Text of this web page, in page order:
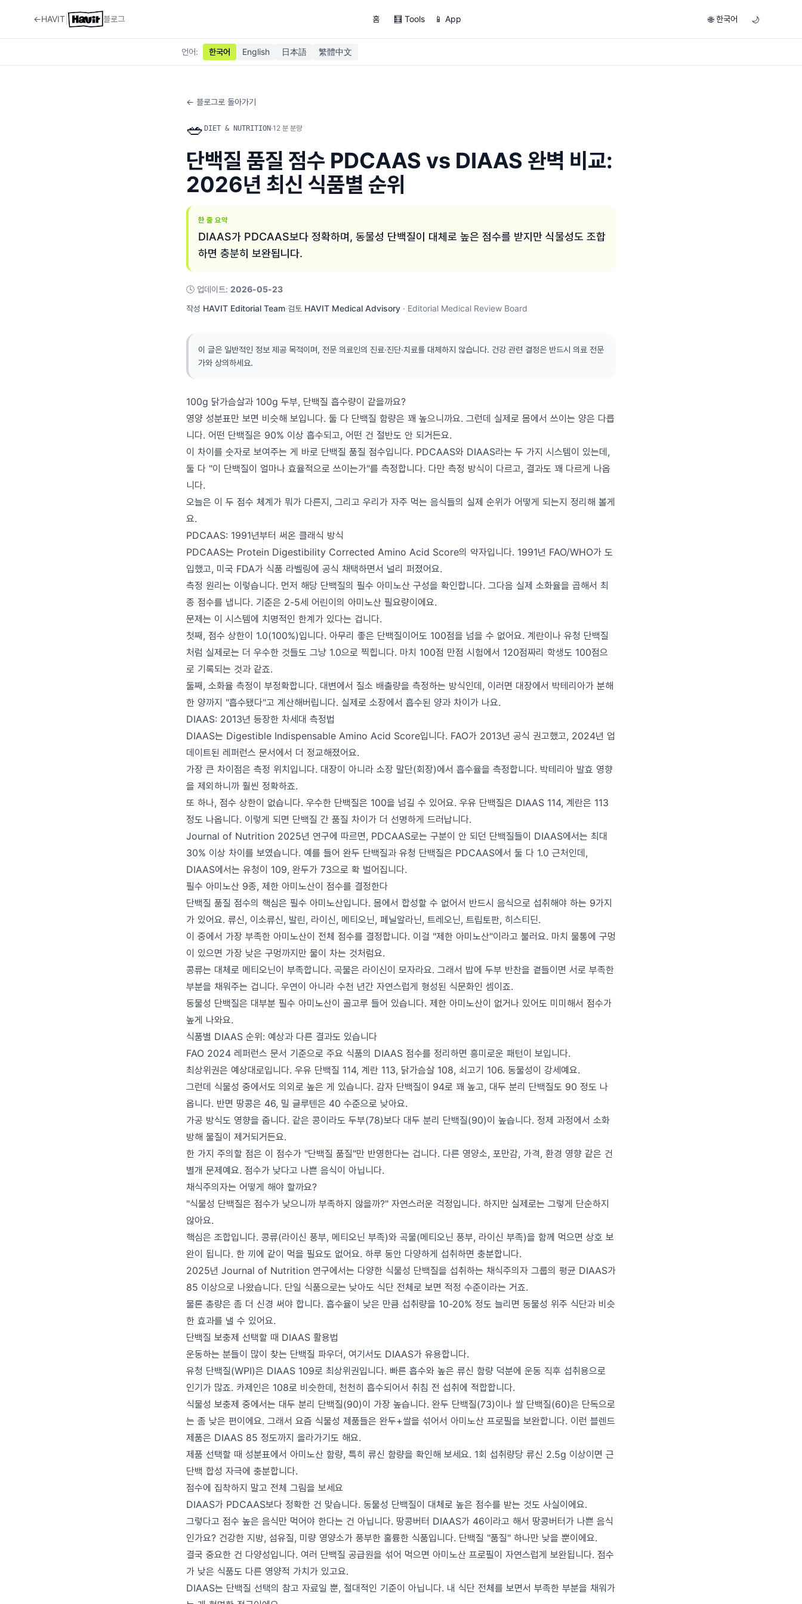
←HAVIT 블로그 홈 🧮 Tools 📱 App 🌐 한국어 🌙
언어: 한국어 English 日本語 繁體中文
← 블로그로 돌아가기
🥗 DIET & NUTRITION·12 분 분량
단백질 품질 점수 PDCAAS vs DIAAS 완벽 비교:
2026년 최신 식품별 순위
한 줄 요약
DIAAS가 PDCAAS보다 정확하며, 동물성 단백질이 대체로 높은 점수를 받지만 식물성도 조합
하면 충분히 보완됩니다.
🕓 업데이트: 2026-05-23
작성 HAVIT Editorial Team·검토 HAVIT Medical Advisory · Editorial Medical Review Board
이 글은 일반적인 정보 제공 목적이며, 전문 의료인의 진료·진단·치료를 대체하지 않습니다. 건강 관련 결정은 반드시 의료 전문
가와 상의하세요.
100g 닭가슴살과 100g 두부, 단백질 흡수량이 같을까요?
영양 성분표만 보면 비슷해 보입니다. 둘 다 단백질 함량은 꽤 높으니까요. 그런데 실제로 몸에서 쓰이는 양은 다릅
니다. 어떤 단백질은 90% 이상 흡수되고, 어떤 건 절반도 안 되거든요.
이 차이를 숫자로 보여주는 게 바로 단백질 품질 점수입니다. PDCAAS와 DIAAS라는 두 가지 시스템이 있는데,
둘 다 "이 단백질이 얼마나 효율적으로 쓰이는가"를 측정합니다. 다만 측정 방식이 다르고, 결과도 꽤 다르게 나옵
니다.
오늘은 이 두 점수 체계가 뭐가 다른지, 그리고 우리가 자주 먹는 음식들의 실제 순위가 어떻게 되는지 정리해 볼게
요.
PDCAAS: 1991년부터 써온 클래식 방식
PDCAAS는 Protein Digestibility Corrected Amino Acid Score의 약자입니다. 1991년 FAO/WHO가 도
입했고, 미국 FDA가 식품 라벨링에 공식 채택하면서 널리 퍼졌어요.
측정 원리는 이렇습니다. 먼저 해당 단백질의 필수 아미노산 구성을 확인합니다. 그다음 실제 소화율을 곱해서 최
종 점수를 냅니다. 기준은 2-5세 어린이의 아미노산 필요량이에요.
문제는 이 시스템에 치명적인 한계가 있다는 겁니다.
첫째, 점수 상한이 1.0(100%)입니다. 아무리 좋은 단백질이어도 100점을 넘을 수 없어요. 계란이나 유청 단백질
처럼 실제로는 더 우수한 것들도 그냥 1.0으로 찍힙니다. 마치 100점 만점 시험에서 120점짜리 학생도 100점으
로 기록되는 것과 같죠.
둘째, 소화율 측정이 부정확합니다. 대변에서 질소 배출량을 측정하는 방식인데, 이러면 대장에서 박테리아가 분해
한 양까지 "흡수됐다"고 계산해버립니다. 실제로 소장에서 흡수된 양과 차이가 나요.
DIAAS: 2013년 등장한 차세대 측정법
DIAAS는 Digestible Indispensable Amino Acid Score입니다. FAO가 2013년 공식 권고했고, 2024년 업
데이트된 레퍼런스 문서에서 더 정교해졌어요.
가장 큰 차이점은 측정 위치입니다. 대장이 아니라 소장 말단(회장)에서 흡수율을 측정합니다. 박테리아 발효 영향
을 제외하니까 훨씬 정확하죠.
또 하나, 점수 상한이 없습니다. 우수한 단백질은 100을 넘길 수 있어요. 우유 단백질은 DIAAS 114, 계란은 113
정도 나옵니다. 이렇게 되면 단백질 간 품질 차이가 더 선명하게 드러납니다.
Journal of Nutrition 2025년 연구에 따르면, PDCAAS로는 구분이 안 되던 단백질들이 DIAAS에서는 최대
30% 이상 차이를 보였습니다. 예를 들어 완두 단백질과 유청 단백질은 PDCAAS에서 둘 다 1.0 근처인데,
DIAAS에서는 유청이 109, 완두가 73으로 확 벌어집니다.
필수 아미노산 9종, 제한 아미노산이 점수를 결정한다
단백질 품질 점수의 핵심은 필수 아미노산입니다. 몸에서 합성할 수 없어서 반드시 음식으로 섭취해야 하는 9가지
가 있어요. 류신, 이소류신, 발린, 라이신, 메티오닌, 페닐알라닌, 트레오닌, 트립토판, 히스티딘.
이 중에서 가장 부족한 아미노산이 전체 점수를 결정합니다. 이걸 "제한 아미노산"이라고 불러요. 마치 물통에 구멍
이 있으면 가장 낮은 구멍까지만 물이 차는 것처럼요.
콩류는 대체로 메티오닌이 부족합니다. 곡물은 라이신이 모자라요. 그래서 밥에 두부 반찬을 곁들이면 서로 부족한
부분을 채워주는 겁니다. 우연이 아니라 수천 년간 자연스럽게 형성된 식문화인 셈이죠.
동물성 단백질은 대부분 필수 아미노산이 골고루 들어 있습니다. 제한 아미노산이 없거나 있어도 미미해서 점수가
높게 나와요.
식품별 DIAAS 순위: 예상과 다른 결과도 있습니다
FAO 2024 레퍼런스 문서 기준으로 주요 식품의 DIAAS 점수를 정리하면 흥미로운 패턴이 보입니다.
최상위권은 예상대로입니다. 우유 단백질 114, 계란 113, 닭가슴살 108, 쇠고기 106. 동물성이 강세예요.
그런데 식물성 중에서도 의외로 높은 게 있습니다. 감자 단백질이 94로 꽤 높고, 대두 분리 단백질도 90 정도 나
옵니다. 반면 땅콩은 46, 밀 글루텐은 40 수준으로 낮아요.
가공 방식도 영향을 줍니다. 같은 콩이라도 두부(78)보다 대두 분리 단백질(90)이 높습니다. 정제 과정에서 소화
방해 물질이 제거되거든요.
한 가지 주의할 점은 이 점수가 "단백질 품질"만 반영한다는 겁니다. 다른 영양소, 포만감, 가격, 환경 영향 같은 건
별개 문제예요. 점수가 낮다고 나쁜 음식이 아닙니다.
채식주의자는 어떻게 해야 할까요?
"식물성 단백질은 점수가 낮으니까 부족하지 않을까?" 자연스러운 걱정입니다. 하지만 실제로는 그렇게 단순하지
않아요.
핵심은 조합입니다. 콩류(라이신 풍부, 메티오닌 부족)와 곡물(메티오닌 풍부, 라이신 부족)을 함께 먹으면 상호 보
완이 됩니다. 한 끼에 같이 먹을 필요도 없어요. 하루 동안 다양하게 섭취하면 충분합니다.
2025년 Journal of Nutrition 연구에서는 다양한 식물성 단백질을 섭취하는 채식주의자 그룹의 평균 DIAAS가
85 이상으로 나왔습니다. 단일 식품으로는 낮아도 식단 전체로 보면 적정 수준이라는 거죠.
물론 총량은 좀 더 신경 써야 합니다. 흡수율이 낮은 만큼 섭취량을 10-20% 정도 늘리면 동물성 위주 식단과 비슷
한 효과를 낼 수 있어요.
단백질 보충제 선택할 때 DIAAS 활용법
운동하는 분들이 많이 찾는 단백질 파우더, 여기서도 DIAAS가 유용합니다.
유청 단백질(WPI)은 DIAAS 109로 최상위권입니다. 빠른 흡수와 높은 류신 함량 덕분에 운동 직후 섭취용으로
인기가 많죠. 카제인은 108로 비슷한데, 천천히 흡수되어서 취침 전 섭취에 적합합니다.
식물성 보충제 중에서는 대두 분리 단백질(90)이 가장 높습니다. 완두 단백질(73)이나 쌀 단백질(60)은 단독으로
는 좀 낮은 편이에요. 그래서 요즘 식물성 제품들은 완두+쌀을 섞어서 아미노산 프로필을 보완합니다. 이런 블렌드
제품은 DIAAS 85 정도까지 올라가기도 해요.
제품 선택할 때 성분표에서 아미노산 함량, 특히 류신 함량을 확인해 보세요. 1회 섭취량당 류신 2.5g 이상이면 근
단백 합성 자극에 충분합니다.
점수에 집착하지 말고 전체 그림을 보세요
DIAAS가 PDCAAS보다 정확한 건 맞습니다. 동물성 단백질이 대체로 높은 점수를 받는 것도 사실이에요.
그렇다고 점수 높은 음식만 먹어야 한다는 건 아닙니다. 땅콩버터 DIAAS가 46이라고 해서 땅콩버터가 나쁜 음식
인가요? 건강한 지방, 섬유질, 미량 영양소가 풍부한 훌륭한 식품입니다. 단백질 "품질" 하나만 낮을 뿐이에요.
결국 중요한 건 다양성입니다. 여러 단백질 공급원을 섞어 먹으면 아미노산 프로필이 자연스럽게 보완됩니다. 점수
가 낮은 식품도 다른 영양적 가치가 있고요.
DIAAS는 단백질 선택의 참고 자료일 뿐, 절대적인 기준이 아닙니다. 내 식단 전체를 보면서 부족한 부분을 채워가